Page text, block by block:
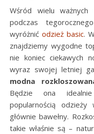
Wśród wielu
podczas
wyróżnićodzież basic.
znajdziemy wygodne
nie koniec ciekawych
wyraz swojej letniej
modna
Będzie ona
popularnością odzieży
głównie bawełny.
takie właśnie są –